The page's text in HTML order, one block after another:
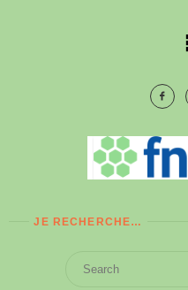
JE RECHERCHE…